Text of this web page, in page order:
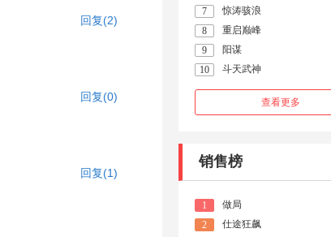
回复(2)
回复(0)
回复(1)
7
惊涛骇浪
8
重启巅峰
9
阳谋
10
斗天武神
查看更多
销售榜
1
做局
2
仕途狂飙